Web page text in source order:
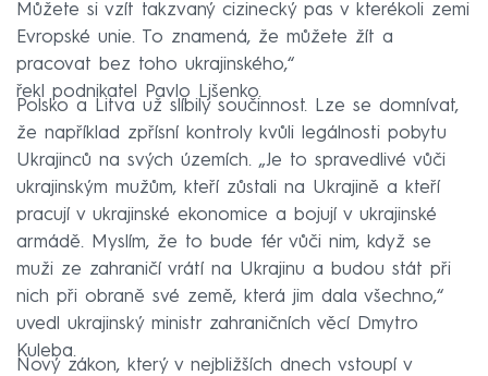
Můžete si vzít takzvaný cizinecký pas v kterékoli zemi
Evropské unie. To znamená, že můžete žít a
pracovat bez toho ukrajinského,“
řekl podnikatel Pavlo Ljšenko.
Polsko a Litva už slíbily součinnost. Lze se domnívat,
že například zpřísní kontroly kvůli legálnosti pobytu
Ukrajinců na svých územích. „Je to spravedlivé vůči
ukrajinským mužům, kteří zůstali na Ukrajině a kteří
pracují v ukrajinské ekonomice a bojují v ukrajinské
armádě. Myslím, že to bude fér vůči nim, když se
muži ze zahraničí vrátí na Ukrajinu a budou stát při
nich při obraně své země, která jim dala všechno,“
uvedl ukrajinský ministr zahraničních věcí Dmytro
Kuleba.
Nový zákon, který v nejbližších dnech vstoupí v